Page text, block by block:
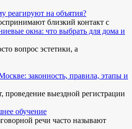
реагируют на объятия?
близкий контакт с
окна: что выбрать для дома и
вопрос эстетики, а
законность, правила, этапы и
проведение выездной регистрации
обучение
речи часто называют